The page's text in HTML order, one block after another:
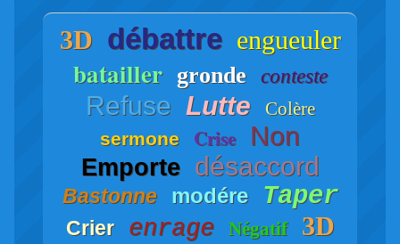
3D débattre engueuler
batailler gronde conteste
Refuse Lutte Colère
sermone Crise Non
Emporte désaccord
Bastonne modére Taper
Crier enrage Négatif 3D